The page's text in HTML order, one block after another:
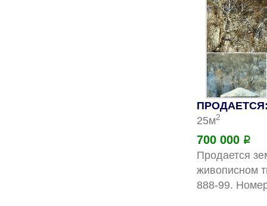
ПРОДАЕТСЯ:
25м2
700 000 Р
Продается
живописном